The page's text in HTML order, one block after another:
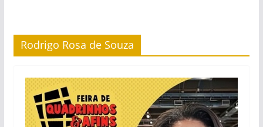
Rodrigo Rosa de Souza